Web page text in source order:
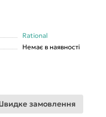
Rational
Немає в наявності
замовлення